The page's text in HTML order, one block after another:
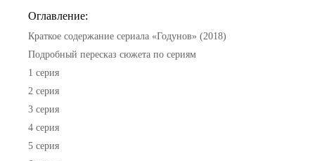
Оглавление:
Краткое содержание сериала «Годунов» (2018)
Подробный пересказ сюжета по сериям
1 серия
2 серия
3 серия
4 серия
5 серия